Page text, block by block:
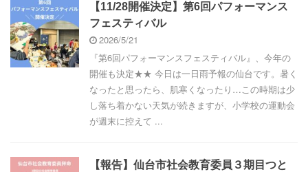
【11/28開催決定】第6回パフォーマンス
フェスティバル
2026/5/21
『第6回パフォーマンスフェスティバル』、今年の
開催も決定★★ 今日は一日雨予報の仙台です。暑く
なったと思ったら、肌寒くなったり…この時期は少
し落ち着かない天気が続きますが、小学校の運動会
が週末に控えて ...
【報告】仙台市社会教育委員３期目つと